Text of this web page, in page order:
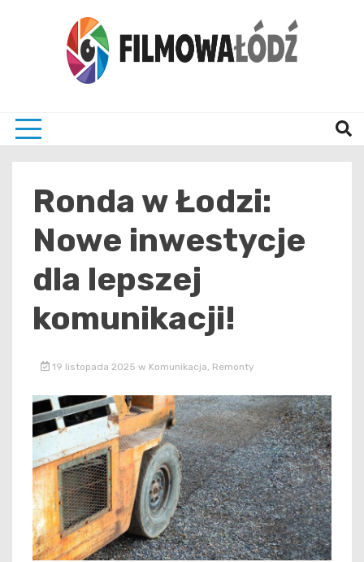
Ronda w Łodzi:
Nowe inwestycje
dla lepszej
komunikacji!
19 listopada 2025 w Komunikacja Remonty